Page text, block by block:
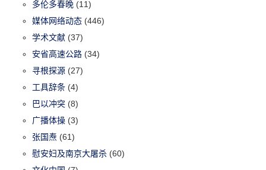
多伦多春晚 (11)
媒体网络动态 (446)
学术文献 (37)
安省高速公路 (34)
寻根探源 (27)
工具辞条 (4)
巴以冲突 (8)
广播体操 (3)
张国焘 (61)
慰安妇及南京大屠杀 (60)